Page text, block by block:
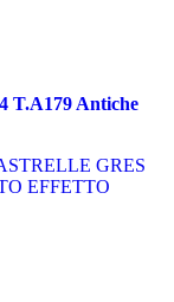
T.A179 Antiche
GRES
EFFETTO